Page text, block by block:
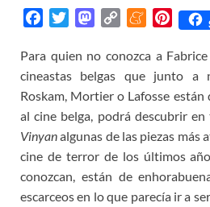
c
e
b
o
o
k
i
t
t
e
r
M
s
t
o
d
o
n
p
y
L
i
n
k
M
n
a
m
e
P
n
t
e
r
e
s
t
Para quien no conozca a
cineastas belgas que junto a
Roskam, Mortier o Lafosse
al cine belga, podrá descubrir
Vinyanalgunas de las piezas más
cine de terror de los últimos
conozcan, están de
escarceos en lo que parecía ir a